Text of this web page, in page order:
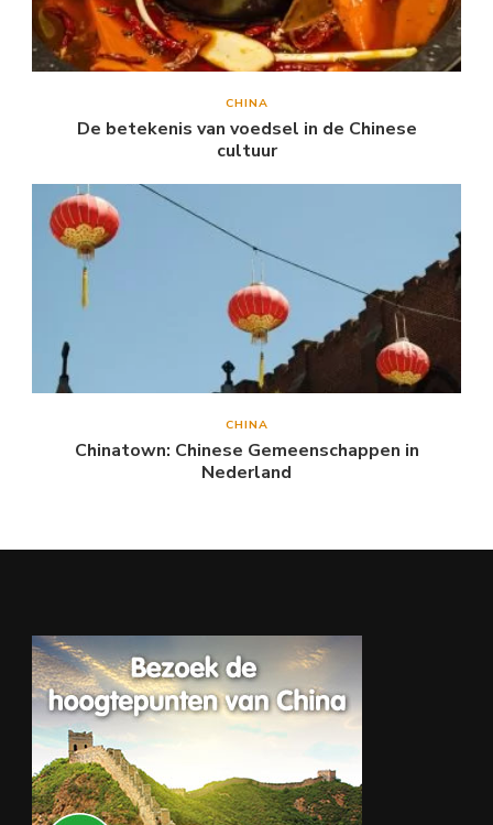
CHINA
De betekenis van voedsel in de Chinese
cultuur
CHINA
Chinatown: Chinese Gemeenschappen in
Nederland